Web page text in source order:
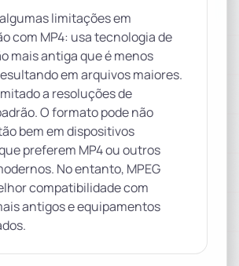
limitações em
com MP4: usa tecnologia de
mais antiga que é menos
em arquivos maiores.
a resoluções de
O formato pode não
bem em dispositivos
preferem MP4 ou outros
No entanto, MPEG
compatibilidade com
antigos e equipamentos